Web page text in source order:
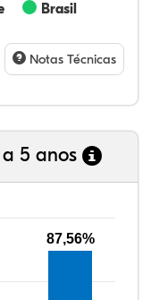
Brasil
Notas Técnicas
5 anos
87,56%